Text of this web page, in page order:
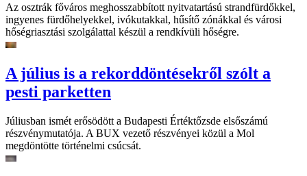
Az osztrák főváros meghosszabbított nyitvatartású strandfürdőkkel,
ingyenes fürdőhelyekkel, ivókutakkal, hűsítő zónákkal és városi
hőségriasztási szolgálattal készül a rendkívüli hőségre.
A július is a rekorddöntésekről szólt a
pesti parketten
Júliusban ismét erősödött a Budapesti Értéktőzsde elsőszámú
részvénymutatója. A BUX vezető részvényei közül a Mol
megdöntötte történelmi csúcsát.